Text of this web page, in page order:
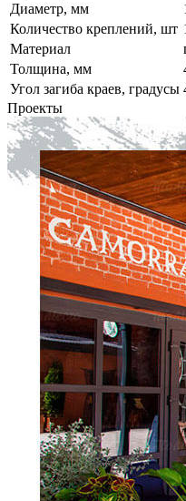
Диаметр, мм
Количество креплений, шт
Материал
Толщина, мм
Угол загиба краев, градусы
Проекты